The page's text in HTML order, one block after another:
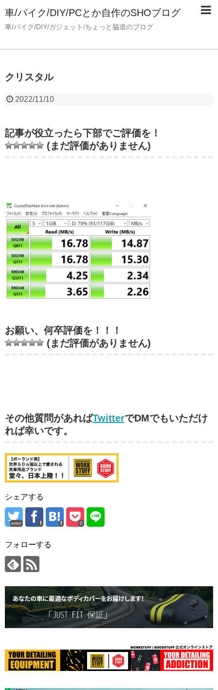
車/バイク/DIY/PCとか自作のSHOブログ
車/バイク/DIY/ガジェット/ちょっと脇道のブログ
クリスタル
2022/11/10
記事が役立ったら下部でご評価を！
(まだ評価がありません)
お願い、何卒評価を！！！
(まだ評価がありません)
その他質問があればTwitterでDMでもいただけ
れば幸いです。
シェアする
error 0
フォローする